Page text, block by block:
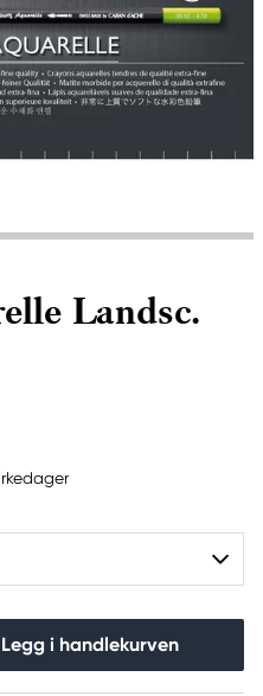
Landsc.
Legg i handlekurven